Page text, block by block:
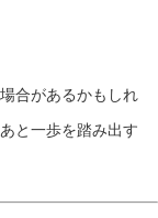
合があるかもしれ
と一歩を踏み出す